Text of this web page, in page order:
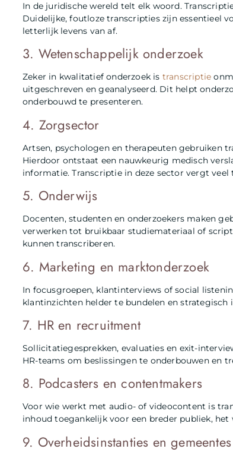
In de juridische wereld telt elk woord.
Duidelijke, foutloze transcripties zijn essentieel
letterlijk levens van af.
3. Wetenschappelijk onderzoek
Zeker in kwalitatief onderzoek is transcriptie
uitgeschreven en geanalyseerd. Dit helpt
onderbouwd te presenteren.
4. Zorgsector
Artsen, psychologen en therapeuten gebruiken
Hierdoor ontstaat een nauwkeurig medisch
informatie. Transcriptie in deze sector vergt veel
5. Onderwijs
Docenten, studenten en onderzoekers maken
verwerken tot bruikbaar studiemateriaal of
kunnen transcriberen.
6. Marketing en marktonderzoek
In focusgroepen, klantinterviews of social
klantinzichten helder te bundelen en
7. HR en recruitment
Sollicitatiegesprekken, evaluaties en exit-
HR-teams om beslissingen te onderbouwen en
8. Podcasters en contentmakers
Voor wie werkt met audio- of videocontent is
inhoud toegankelijk voor een breder publiek,
9. Overheidsinstanties en gemeentes